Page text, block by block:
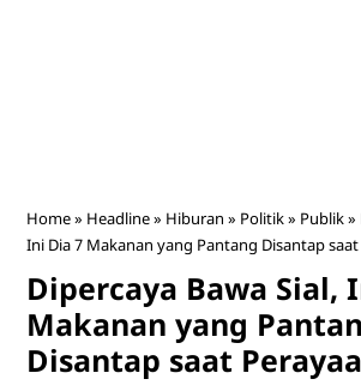
Home» Headline» Hiburan » Politik» Publik»
Ini Dia 7 Makanan yang Pantang Disantap
Dipercaya Bawa Sial,
Makanan yang
Disantap saat